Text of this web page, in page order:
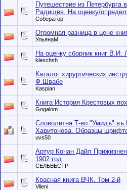
Путешествие из Петербурга
Радищев. На оценку/
Собератор
Огромная разница в цене
УльянаМ
На оценку сборник книг В.И.
kleschsh
Каталог хирургических
Ф.Швабе
Kaspian
Книга История Крестовых
Gogalom
Словолитня Т-во "Умидъ" въ
Харитонова. Образцы
uvs50
Артур Конан Дайл
1902 год
СЕЛЬВЕСТР
Красная книга ВЧК. Том 2-й
Vlleni